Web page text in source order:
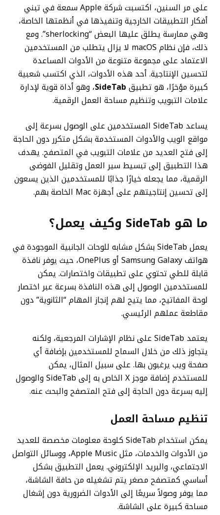
على مر السنين، اكتسبت شركة Apple سمعة في تبني
أفكار التطبيقات الخارجية وتنفيذها في أنظمتها الخاصة،
وهي ممارسة يطلق عليها البعض “sherlocking”. ومع
ذلك، فإن نظام macOS لا يزال يتطلب من المستخدمين
الاعتماد على مجموعة متنوعة من الأدوات المساعدة
لتحسين الإنتاجية. أحد هذه الأدوات، الذي اكتسب شعبية
كبيرة مؤخرًا، هو تطبيق SideTab، وهو أداة قوية لإدارة
علامات التبويب وتنظيم مساحة العمل الرقمية.
يساعد SideTab المستخدمين على الوصول بسرعة إلى
مواقع الويب والأدوات المستخدمة بشكل متكرر دون الحاجة
إلى فتح العديد من علامات التبويب في المتصفح. يهدف
هذا التطبيق إلى تبسيط سير العمل وتقليل الفوضى
الرقمية، مما يجعله خيارًا جذابًا للمستخدمين الذين يسعون
إلى تحسين إنتاجيتهم على أجهزة Mac الخاصة بهم.
ما هو SideTab وكيف يعمل؟
يعمل SideTab بشكل مشابه للوحات الجانبية الموجودة في
هواتف Samsung Galaxy أو OnePlus، حيث يوفر نافذة
قابلة للطي تحتوي على تطبيقات واختصارات. يمكن
للمستخدمين الوصول إلى هذه النافذة بسرعة عبر اختصار
لوحة المفاتيح، مما يتيح لهم إنجاز المهام “الثانوية” دون
مقاطعة عملهم الرئيسي.
يعتمد SideTab على نظام الإشارات المرجعية، ولكنه
يتجاوز ذلك من خلال السماح للمستخدمين بإضافة أي
صفحة ويب يرغبون بها. على سبيل المثال، يمكن
للمستخدم إضافة موجز X الخاص به إلى SideTab والوصول
إليه بسرعة دون الحاجة إلى فتح المتصفح والبحث عنه.
تنظيم مساحة العمل
يمكن استخدام SideTab كلوحة معلومات مخصصة للعديد
من الأدوات والخدمات، مثل Apple Music، ووسائل التواصل
الاجتماعي، والبريد الإلكتروني. يعمل التطبيق بشكل
أساسي كمتصفح مصغر يتم تشغيله من حافة الشاشة،
مما يوفر وصولاً سريعًا إلى الأدوات الضرورية دون إشغال
مساحة كبيرة على الشاشة.